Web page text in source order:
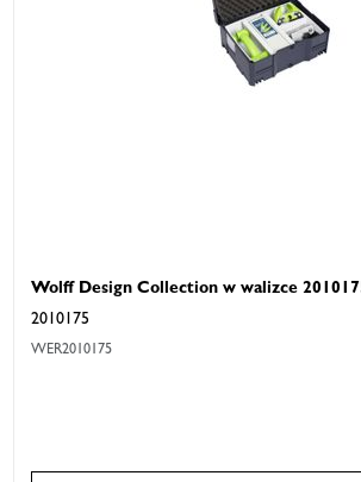
Wolff Design Collection w walizce
2010175
WER2010175